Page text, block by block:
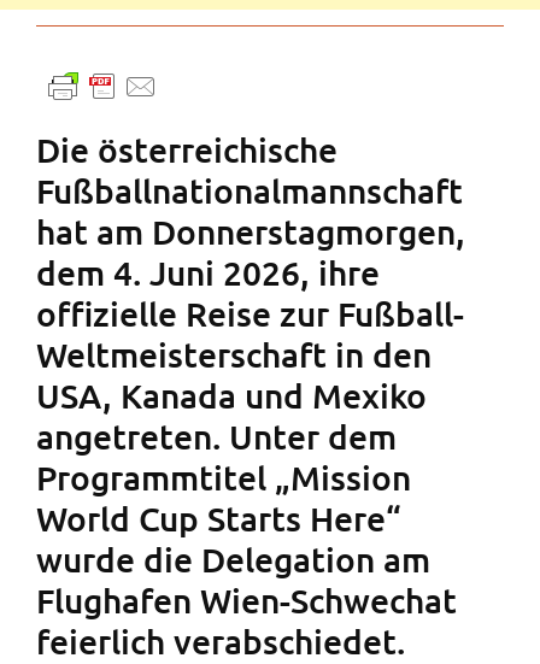
Die österreichische
Fußballnationalmannschaft
hat am Donnerstagmorgen,
dem 4. Juni 2026, ihre
offizielle Reise zur Fußball-
Weltmeisterschaft in den
USA, Kanada und Mexiko
angetreten. Unter dem
Programmtitel „Mission
World Cup Starts Here“
wurde die Delegation am
Flughafen Wien-Schwechat
feierlich verabschiedet.